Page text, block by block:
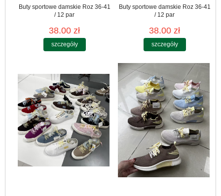
Buty sportowe damskie Roz 36-41
/ 12 par
38.00 zł
szczegóły
Buty sportowe damskie Roz 36-41
/ 12 par
38.00 zł
szczegóły